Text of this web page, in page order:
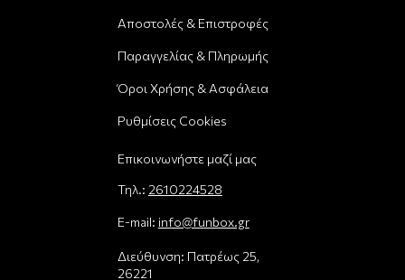
Αποστολές & Επιστροφές
Παραγγελίας & Πληρωμής
Όροι Χρήσης & Ασφάλεια
Ρυθμίσεις Cookies
Επικοινωνήστε μαζί μας
Τηλ.: 2610224528
E-mail: info@funbox.gr
Διεύθυνση: Πατρέως 25,
26221